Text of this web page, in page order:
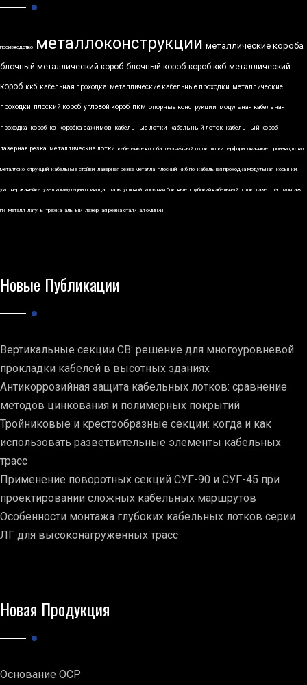
производство металлоконструкции металлические короба
блочный металлический короб блочный короб короб ккб металлический
короб ккб кабельная проходка металлические кабельные проходки металлические
проходки плоский короб угловой короб пкм опорные конструкции модульная кабельная
проходка короб кз коробка зажимов кабельные лотки кабельный лоток кабельный короб
лазерная резка металлические лотки кабельные короба лестничный лоток лотки перфорированные производство
металлоконструкций кабельные стойки лазерная резка металла плоский ккб по кабельная проходка модульная косынки
укп нержавейка узел коммутации привода сталь угловой косынки боковые глубокий кабельный лоток лазер лэп монтаж
пк металл латунь трехканальный лазерная резка стали алюминий
Новые Публикации
Вертикальные секции СВ: решение для многоуровневой
прокладки кабелей в высотных зданиях
Антикоррозийная защита кабельных лотков: сравнение
методов цинкования и полимерных покрытий
Тройниковые и крестообразные секции: когда и как
использовать разветвительные элементы кабельных
трасс
Применение поворотных секций СУГ-90 и СУГ-45 при
проектировании сложных кабельных маршрутов
Особенности монтажа глубоких кабельных лотков серии
ЛГ для высоконагруженных трасс
Новая Продукция
Основание ОСР